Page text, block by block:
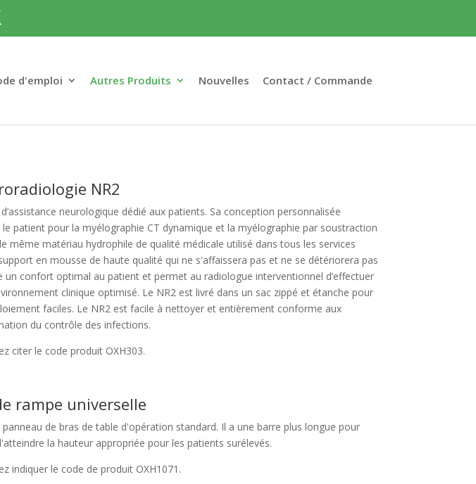
d'emploi Autres Produits Nouvelles Contact / Commande
NR2
neurologique dédié aux patients. Sa conception personnalisée
patient pour la myélographie CT dynamique et la myélographie par soustraction
même matériau hydrophile de qualité médicale utilisé dans tous les services
en mousse de haute qualité qui ne s'affaissera pas et ne se détériorera pas
un confort optimal au patient et permet au radiologue interventionnel d’effectuer
clinique optimisé. Le NR2 est livré dans un sac zippé et étanche pour
faciles. Le NR2 est facile à nettoyer et entièrement conforme aux
du contrôle des infections.
citer le code produit OXH303.
rampe universelle
de bras de table d'opération standard. Il a une barre plus longue pour
la hauteur appropriée pour les patients surélevés.
indiquer le code de produit OXH1071.